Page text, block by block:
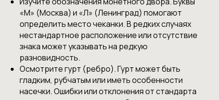
«М» (Москва) и «Л» (Ленинград) помогают
определить место чеканки. В редких случаях
нестандартное расположение или отсутствие
знака может указывать на редкую
разновидность.
Осмотрите гурт (ребро). Гурт может быть
гладким, рубчатым или иметь особенности
насечки. Ошибки или отклонения от стандарта